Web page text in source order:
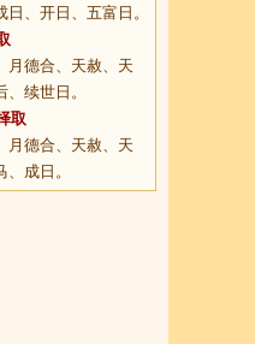
、开日、五富日。
月德合、天赦、天
续世日。
取
月德合、天赦、天
成日。